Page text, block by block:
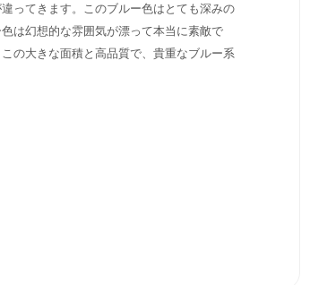
ってきます。このブルー色はとても深みの
は幻想的な雰囲気が漂って本当に素敵で
の大きな面積と高品質で、貴重なブルー系